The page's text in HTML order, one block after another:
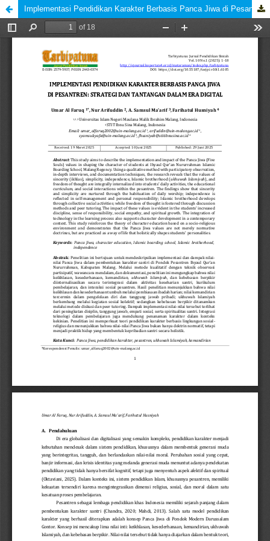
Implementasi Pendidikan Karakter Berbasis Panca Jiwa di Pesantren: Strategi dan Tantangan dalam Era Digital